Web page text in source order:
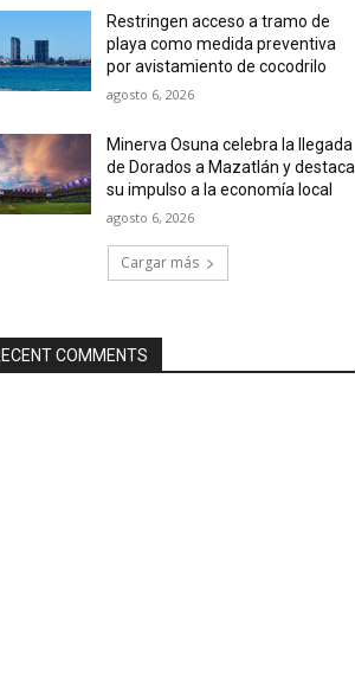
Restringen acceso a tramo de
playa como medida preventiva
por avistamiento de cocodrilo
agosto 6, 2026
Minerva Osuna celebra la llegada
de Dorados a Mazatlán y destaca
su impulso a la economía local
agosto 6, 2026
Cargar más
COMMENTS